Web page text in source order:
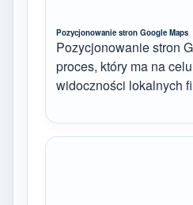
Pozycjonowanie stron Google Maps
Pozycjonowanie stron
proces, który ma na
widoczności lokalnych